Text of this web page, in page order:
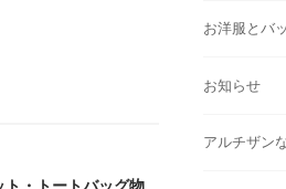
お洋服とバ
お知らせ
アルチザン